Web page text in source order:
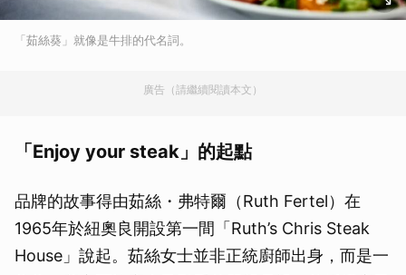
「茹絲葵」就像是牛排的代名詞。
廣告（請繼續閱讀本文）
「Enjoy your steak」的起點
品牌的故事得由茹絲・弗特爾（Ruth Fertel）在
1965年於紐奧良開設第一間「Ruth’s Chris Steak
House」說起。茹絲女士並非正統廚師出身，而是一